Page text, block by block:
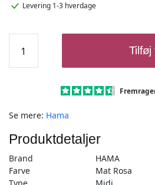
Levering 1-3 hverdage
Perler
-
rosa
Midi
(207-
26)
antal
Tilføj
Se mere: Hama
Produktdetaljer
Brand
HAMA
Farve
Mat Rosa